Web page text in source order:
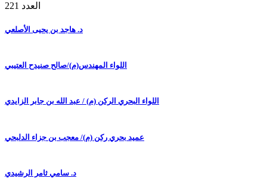
العدد 221
د. هاجد بن يحيى الأصلعي
اللواء المهندس(م)/صالح صنيدح العتيبي
اللواء البحري الركن (م) / عبد الله بن جابر الزايدي
عميد بحري ركن (م)/ معجب بن جزاء الدلبحي
د. سامي ثامر الرشيدي